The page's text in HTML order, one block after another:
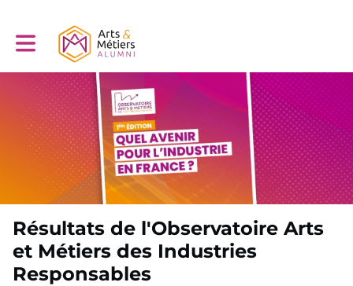
Toggle main navigation
Résultats de l'Observatoire Arts
et Métiers des Industries
Responsables